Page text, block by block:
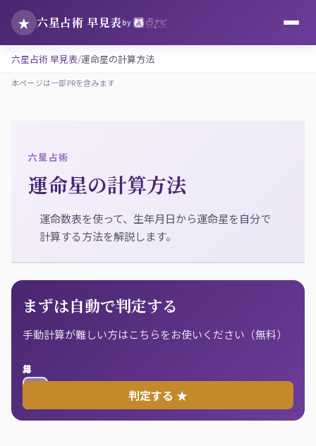
★ 六星占術 早見表by
六星占術 早見表 運命星の計算方法
本ページは一部PRを含みます
六星占術
運命星の計算方法
運命数表を使って、生年月日から運命星を自分で
計算する方法を解説します。
まずは自動で判定する
手動計算が難しい方はこちらをお使いください（無料）
年
月
日
判定する ★